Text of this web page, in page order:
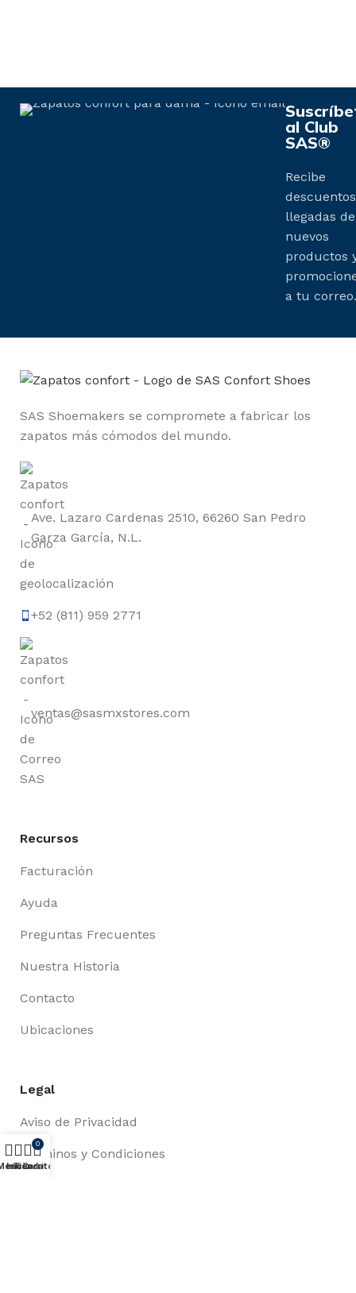
al Club
SAS®
Recibe
llegadas de
nuevos
productos
a tu
SAS Shoemakers se compromete a fabricar los
zapatos más cómodos del mundo.
Ave. Lazaro Cardenas 2510, 66260 San Pedro
Garza García, N.L.
+52 (811) 959 2771
ventas@sasmxstores.com
Recursos
Facturación
Ayuda
Preguntas Frecuentes
Nuestra Historia
Contacto
Ubicaciones
Legal
Aviso de Privacidad
Términos y Condiciones
Inicio
Tienda
0
Carrito